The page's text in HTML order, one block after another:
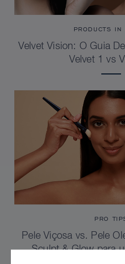
PRODUCTS IN
Velvet Vision: O Guia
Velvet 1 vs
PRO
Pele Viçosa vs. Pele
Sculpt & Glow para